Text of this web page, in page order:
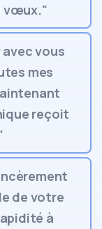
vœux."
vous
mes
reçoit
de votre
à